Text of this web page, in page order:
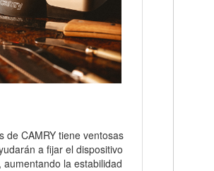
de CAMRY tiene ventosas
a fijar el dispositivo
la estabilidad